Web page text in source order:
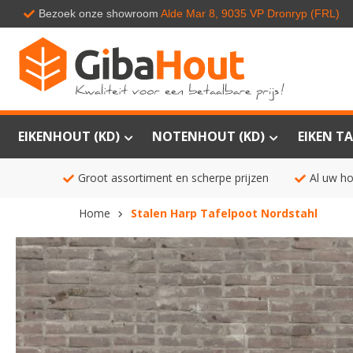
Bezoek onze showroom Alde Mar 8, 9035 VP Dronryp (FRL)
EIKENHOUT (KD) NOTENHOUT (KD) EIKEN
Groot assortiment en scherpe prijzen Al uw
Home Stalen Harp Tafelpoot Nordstahl
Ga
naar
het
einde
van
de
afbeeldingen-